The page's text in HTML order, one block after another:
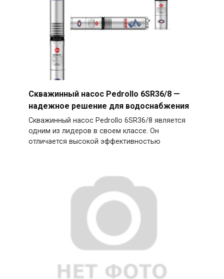
Скважинный насос Pedrollo 6SR36/8 —
надежное решение для водоснабжения
Скважинный насос Pedrollo 6SR36/8 является
одним из лидеров в своем классе. Он
отличается высокой эффективностью